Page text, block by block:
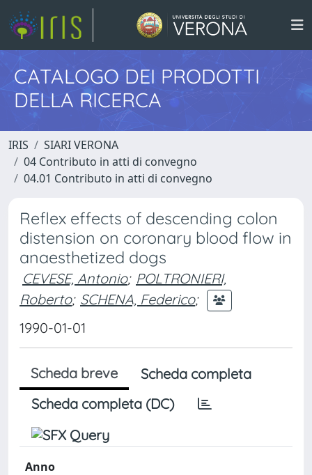
CATALOGO DEI PRODOTTI
DELLA RICERCA
IRIS
SIARI VERONA
04 Contributo in atti di convegno
04.01 Contributo in atti di convegno
Reflex effects of descending colon
distension on coronary blood flow in
anaesthetized dogs
CEVESE, Antonio; POLTRONIERI,
Roberto; SCHENA, Federico;
1990-01-01
Scheda breve
Scheda completa
Scheda completa (DC)
Anno